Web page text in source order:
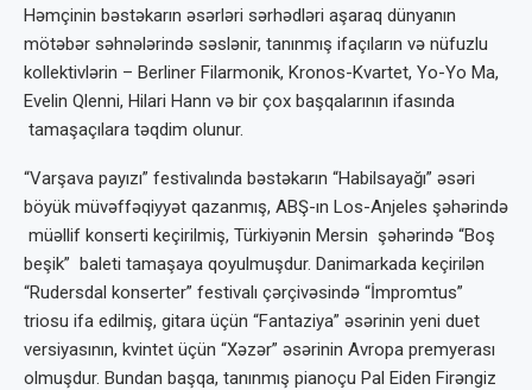
Həmçinin bəstəkarın əsərləri sərhədləri aşaraq dünyanın
mötəbər səhnələrində səslənir, tanınmış ifaçıların və nüfuzlu
kollektivlərin – Berliner Filarmonik, Kronos-Kvartet, Yo-Yo Ma,
Evelin Qlenni, Hilari Hann və bir çox başqalarının ifasında
tamaşaçılara təqdim olunur.
“Varşava payızı” festivalında bəstəkarın “Habilsayağı” əsəri
böyük müvəffəqiyyət qazanmış, ABŞ-ın Los-Anjeles şəhərində
müəllif konserti keçirilmiş, Türkiyənin Mersin şəhərində “Boş
beşik” baleti tamaşaya qoyulmuşdur. Danimarkada keçirilən
“Rudersdal konserter” festivalı çərçivəsində “İmpromtus”
triosu ifa edilmiş, gitara üçün “Fantaziya” əsərinin yeni duet
versiyasının, kvintet üçün “Xəzər” əsərinin Avropa premyerası
olmuşdur. Bundan başqa, tanınmış pianoçu Pal Eiden Firəngiz